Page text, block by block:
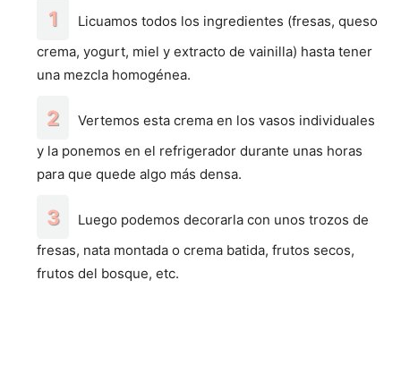
Licuamos todos los ingredientes (fresas, queso
crema, yogurt, miel y extracto de vainilla) hasta tener
una mezcla homogénea.
Vertemos esta crema en los vasos individuales
y la ponemos en el refrigerador durante unas horas
para que quede algo más densa.
Luego podemos decorarla con unos trozos de
fresas, nata montada o crema batida, frutos secos,
frutos del bosque, etc.